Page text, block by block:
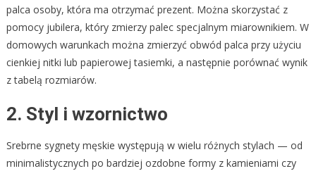
palca osoby, która ma otrzymać prezent. Można skorzystać z
pomocy jubilera, który zmierzy palec specjalnym miarownikiem. W
domowych warunkach można zmierzyć obwód palca przy użyciu
cienkiej nitki lub papierowej tasiemki, a następnie porównać wynik
z tabelą rozmiarów.
2. Styl i wzornictwo
Srebrne sygnety męskie występują w wielu różnych stylach — od
minimalistycznych po bardziej ozdobne formy z kamieniami czy